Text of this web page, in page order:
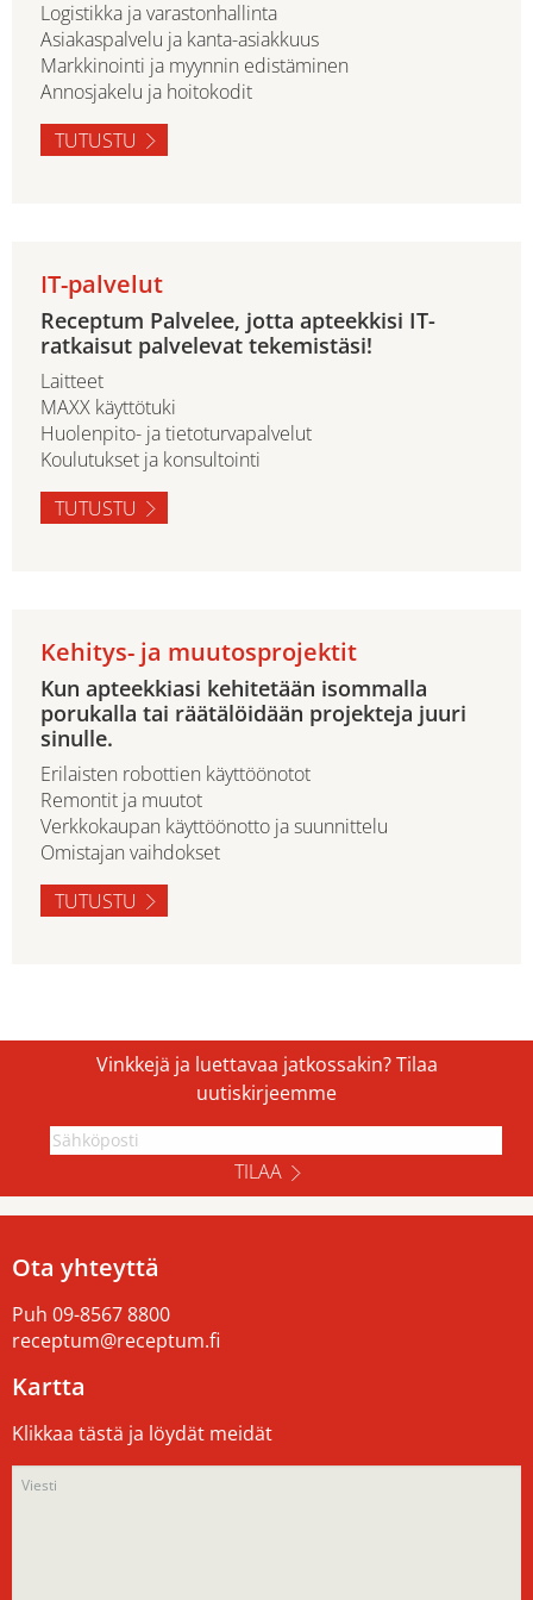
Logistikka ja varastonhallinta
Asiakaspalvelu ja kanta-asiakkuus
Markkinointi ja myynnin edistäminen
Annosjakelu ja hoitokodit
TUTUSTU
IT-palvelut
Receptum Palvelee, jotta apteekkisi IT-
ratkaisut palvelevat tekemistäsi!
Laitteet
MAXX käyttötuki
Huolenpito- ja tietoturvapalvelut
Koulutukset ja konsultointi
TUTUSTU
Kehitys- ja muutosprojektit
Kun apteekkiasi kehitetään isommalla
porukalla tai räätälöidään projekteja juuri
sinulle.
Erilaisten robottien käyttöönotot
Remontit ja muutot
Verkkokaupan käyttöönotto ja suunnittelu
Omistajan vaihdokset
TUTUSTU
Vinkkejä ja luettavaa jatkossakin? Tilaa
uutiskirjeemme
TILAA
Ota yhteyttä
Puh 09-8567 8800
receptum@receptum.fi
Kartta
Klikkaa tästä ja löydät meidät